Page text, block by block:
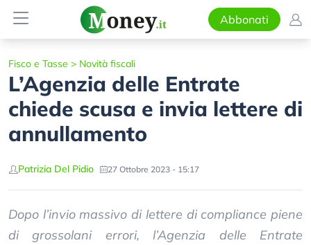
Abbonati
Fisco e Tasse > Novità fiscali
L’Agenzia delle Entrate
chiede scusa e invia lettere di
annullamento
Patrizia Del Pidio 27 Ottobre 2023 - 15:17
Dopo l’invio massivo di lettere di compliance piene
di grossolani errori, l’Agenzia delle Entrate